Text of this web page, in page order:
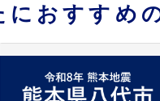
におすすめ